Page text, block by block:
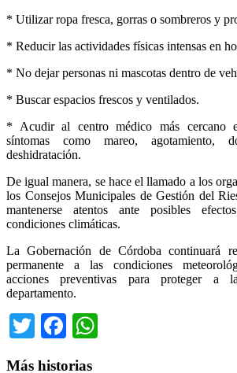
* Utilizar ropa fresca, gorras o sombreros y
* Reducir las actividades físicas intensas en
* No dejar personas ni mascotas dentro de
* Buscar espacios frescos y ventilados.
* Acudir al centro médico más cercano
síntomas como mareo, agotamiento,
deshidratación.
De igual manera, se hace el llamado a los
los Consejos Municipales de Gestión del
mantenerse atentos ante posibles
condiciones climáticas.
La Gobernación de Córdoba continuará
permanente a las condiciones
acciones preventivas para proteger a
departamento.
TwitterFacebook
Más historias